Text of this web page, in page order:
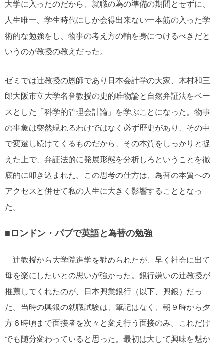
大学に入ったのだから、就職の為の準備の期間とせずに、
人生唯一、学生時代にしか会得出来ない一本筋の入った学
術的な勉強をし、物事の考え方の軸を身につけるべきだと
いうのが教授の教えだった。
ゼミでは辻教授の恩師であり日本会計学の大家、木村和三
郎大阪市立大学名誉教授の史的唯物論と自然弁証法をベー
スとした「科学的管理会計論」を学ぶことになった。物事
の事象は突然現れるわけではなく必ず歴史があり、その中
で変遷し続けてくるものだから、その本質をしっかりと捉
えた上で、弁証法的に発展形態を分析しろということを徹
底的に叩き込まれた。この思考の仕方は、為替の本質への
アクセスと併せて私の人生に大きく影響することとなっ
た。
■ロンドン・パブで英語と為替の勉強
辻教授から大学院進学を勧められたが、早く社会に出て
母を楽にしたいとの思いが強かった。銀行嫌いの辻教授が
推薦してくれたのが、日本興業銀行（以下、興銀）だっ
た。当時の興銀の就職試験は、筆記はなく、朝９時から夕
方６時頃まで面接者を次々と変え行う面接のみ。これだけ
でも随分変わっていると思った。最初は大して興味を魅か